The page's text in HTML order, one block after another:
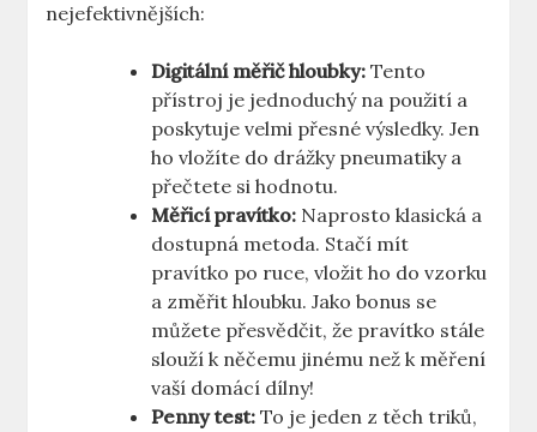
nejefektivnějších:
Digitální měřič hloubky: Tento
přístroj je jednoduchý na použití a
poskytuje velmi přesné výsledky. Jen
ho vložíte do drážky pneumatiky a
přečtete si hodnotu.
Měřicí pravítko: Naprosto klasická a
dostupná metoda. Stačí mít
pravítko po ruce, vložit ho do vzorku
a změřit hloubku. Jako bonus se
můžete přesvědčit, že pravítko stále
slouží k něčemu jinému než k měření
vaší domácí dílny!
Penny test: To je jeden z těch triků,